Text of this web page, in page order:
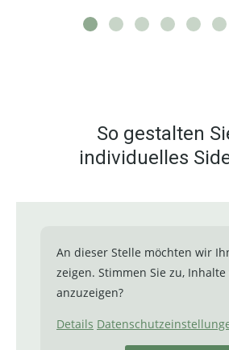
So gestalten
individuelles
An dieser Stelle möchten wir
zeigen. Stimmen Sie zu, Inhalte
anzuzeigen?
Details